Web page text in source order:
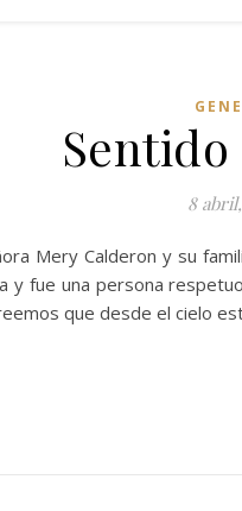
Sentido
8
Mery Calderon y su
y fue una persona
que desde el cielo